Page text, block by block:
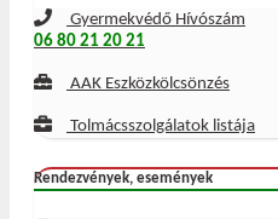
Gyermekvédő Hívószám
06 80 21 20 21
AAK Eszközkölcsönzés
Tolmácsszolgálatok listája
Rendezvények, események